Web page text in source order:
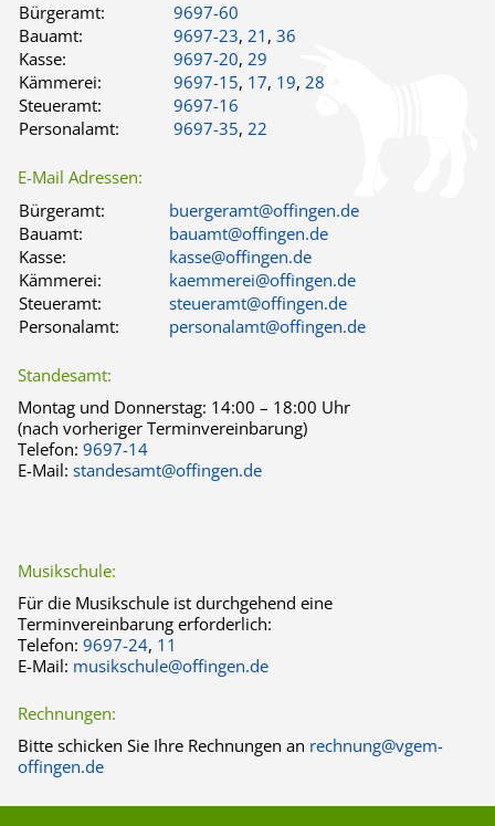
Bürgeramt:
9697-60
Bauamt:
9697-23, 21 , 36
Kasse:
9697-20, 29
Kämmerei:
9697-15, 17, 19, 28
Steueramt:
9697-16
Personalamt:
9697-35, 22
E-Mail Adressen:
Bürgeramt:
buergeramt@offingen.de
Bauamt:
bauamt@offingen.de
Kasse:
kasse@offingen.de
Kämmerei:
kaemmerei@offingen.de
Steueramt:
steueramt@offingen.de
Personalamt:
personalamt@offingen.de
Standesamt:
Montag und Donnerstag: 14:00 – 18:00 Uhr
(nach vorheriger Terminvereinbarung)
Telefon: 9697-14
E-Mail: standesamt@offingen.de
Musikschule:
Für die Musikschule ist durchgehend eine
Terminvereinbarung erforderlich:
Telefon: 9697-24, 11
E-Mail: musikschule@offingen.de
Rechnungen:
Bitte schicken Sie Ihre Rechnungen an rechnung@vgem-
offingen.de